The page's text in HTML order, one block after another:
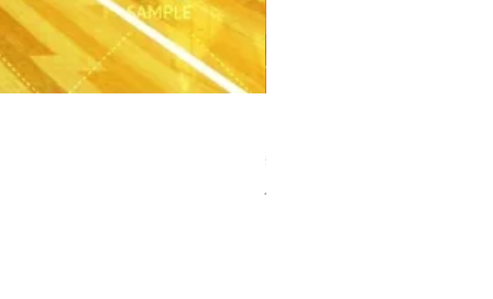
Price
¥3,300
Sales Tax Included